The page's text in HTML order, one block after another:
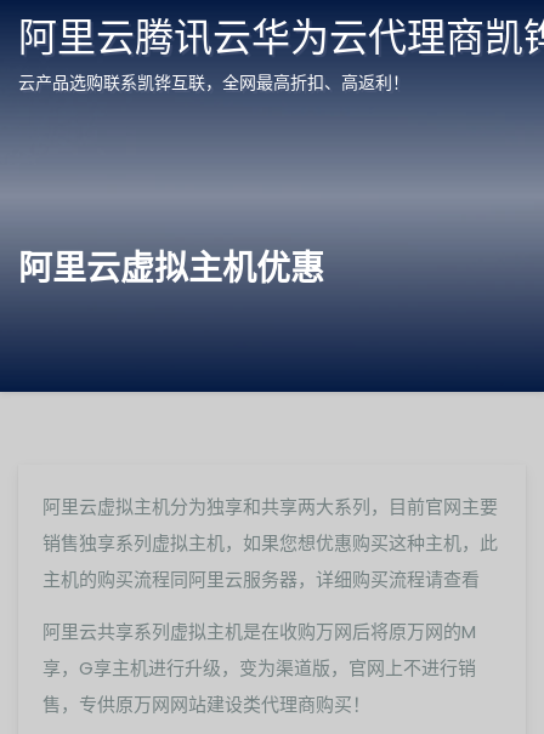
阿里云腾讯云华为云代理商凯
云产品选购联系凯铧互联，全网最高折扣、高返利！
阿里云虚拟主机优惠
阿里云虚拟主机分为独享和共享两大系列，目前官网主要
销售独享系列虚拟主机，如果您想优惠购买这种主机，此
主机的购买流程同阿里云服务器，详细购买流程请查看
阿里云共享系列虚拟主机是在收购万网后将原万网的M
享，G享主机进行升级，变为渠道版，官网上不进行销
售，专供原万网网站建设类代理商购买！